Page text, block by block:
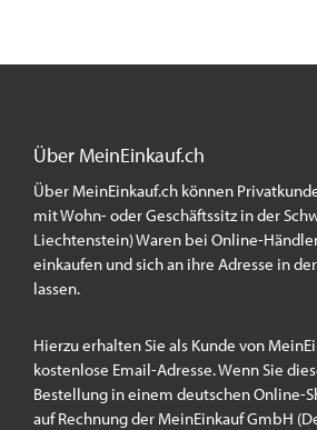
Über MeinEinkauf.ch
Über MeinEinkauf.ch können
mit Wohn- oder Geschäftssitz in der
Liechtenstein) Waren bei Online-
einkaufen und sich an ihre Adresse in
lassen.
Hierzu erhalten Sie als Kunde von
kostenlose Email-Adresse. Wenn Sie
Bestellung in einem deutschen Online-
auf Rechnung der MeinEinkauf GmbH